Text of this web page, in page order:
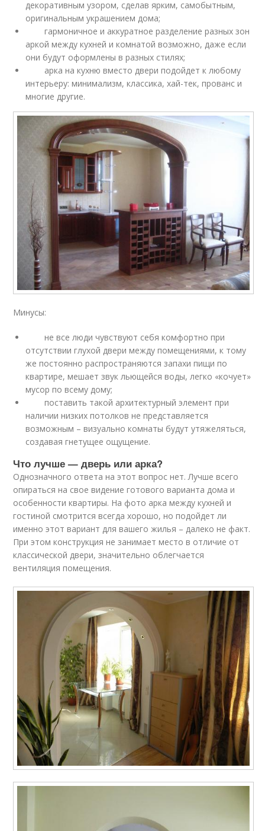
декоративным узором, сделав ярким, самобытным,
оригинальным украшением дома;
гармоничное и аккуратное разделение разных зон
аркой между кухней и комнатой возможно, даже если
они будут оформлены в разных стилях;
арка на кухню вместо двери подойдет к любому
интерьеру: минимализм, классика, хай-тек, прованс и
многие другие.
Минусы:
не все люди чувствуют себя комфортно при
отсутствии глухой двери между помещениями, к тому
же постоянно распространяются запахи пищи по
квартире, мешает звук льющейся воды, легко «кочует»
мусор по всему дому;
поставить такой архитектурный элемент при
наличии низких потолков не представляется
возможным – визуально комнаты будут утяжеляться,
создавая гнетущее ощущение.
Что лучше — дверь или арка?
Однозначного ответа на этот вопрос нет. Лучше всего
опираться на свое видение готового варианта дома и
особенности квартиры. На фото арка между кухней и
гостиной смотрится всегда хорошо, но подойдет ли
именно этот вариант для вашего жилья – далеко не факт.
При этом конструкция не занимает место в отличие от
классической двери, значительно облегчается
вентиляция помещения.